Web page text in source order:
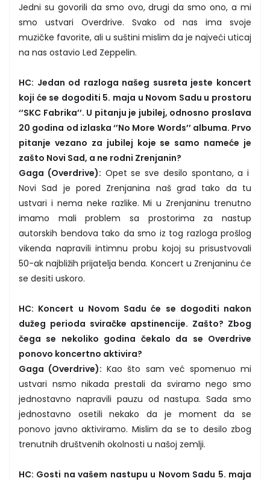
Jedni su govorili da smo ovo, drugi da smo ono, a mi
smo ustvari Overdrive. Svako od nas ima svoje
muzičke favorite, ali u suštini mislim da je najveći uticaj
na nas ostavio Led Zeppelin.
HC: Jedan od razloga našeg susreta jeste koncert
koji će se dogoditi 5. maja u Novom Sadu u prostoru
‘’SKC Fabrika’’. U pitanju je jubilej, odnosno proslava
20 godina od izlaska ‘’No More Words’’ albuma. Prvo
pitanje vezano za jubilej koje se samo nameće je
zašto Novi Sad, a ne rodni Zrenjanin?
Gaga (Overdrive): Opet se sve desilo spontano, a i
Novi Sad je pored Zrenjanina naš grad tako da tu
ustvari i nema neke razlike. Mi u Zrenjaninu trenutno
imamo mali problem sa prostorima za nastup
autorskih bendova tako da smo iz tog razloga prošlog
vikenda napravili intimnu probu kojoj su prisustvovali
50-ak najbližih prijatelja benda. Koncert u Zrenjaninu će
se desiti uskoro.
HC: Koncert u Novom Sadu će se dogoditi nakon
dužeg perioda sviračke apstinencije. Zašto? Zbog
čega se nekoliko godina čekalo da se Overdrive
ponovo koncertno aktivira?
Gaga (Overdrive): Kao što sam već spomenuo mi
ustvari nsmo nikada prestali da sviramo nego smo
jednostavno napravili pauzu od nastupa. Sada smo
jednostavno osetili nekako da je moment da se
ponovo javno aktiviramo. Mislim da se to desilo zbog
trenutnih društvenih okolnosti u našoj zemlji.
HC: Gosti na vašem nastupu u Novom Sadu 5. maja